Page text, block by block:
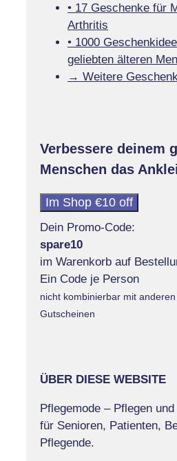
• 17 Geschenke für
Arthritis
• 1000
geliebten älteren
→ Weitere
Verbessere deinem
Menschen das
Im Shop €10 off
Dein Promo-Code:
spare10
im Warenkorb auf
Ein Code je Person
nicht kombinierbar mit
Gutscheinen
ÜBER DIESE WEBSITE
Pflegemode – Pflegen
für Senioren, Patienten,
Pflegende.